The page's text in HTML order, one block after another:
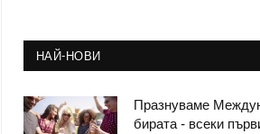
НАЙ-НОВИ
Празнуваме
бирата - всеки